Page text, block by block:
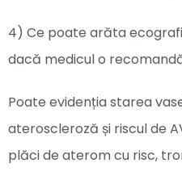
4) Ce poate arăta
dacă medicul o
Poate evidenția starea
ateroscleroză și riscul de
plăci de aterom cu risc,